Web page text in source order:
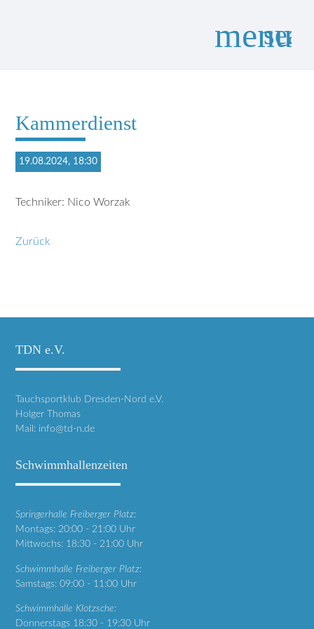
menu
Kammerdienst
19.08.2024, 18:30
Techniker: Nico Worzak
Zurück
TDN e.V.
Tauchsportklub Dresden-Nord e.V.
Holger Thomas
Mail: info@td-n.de
Schwimmhallenzeiten
Springerhalle Freiberger Platz:
Montags: 20:00 - 21:00 Uhr
Mittwochs: 18:30 - 21:00 Uhr
Schwimmhalle Freiberger Platz:
Samstags: 09:00 - 11:00 Uhr
Schwimmhalle Klotzsche:
Donnerstags 18:30 - 19:30 Uhr